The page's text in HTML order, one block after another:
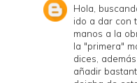
Hola,
ido a dar con
manos a la
la "primera"
dices,
añadir